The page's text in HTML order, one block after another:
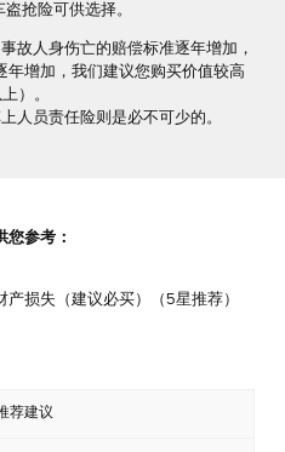
抢险可供选择。
故人身伤亡的赔偿标准逐年增加，
年增加，我们建议您购买价值较高
）。
人员责任险则是必不可少的。
您参考：
损失（建议必买）（5星推荐）
荐建议